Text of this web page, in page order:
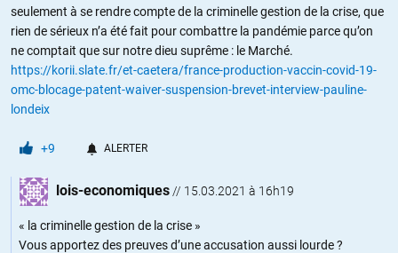
seulement à se rendre compte de la criminelle gestion de la crise, que
rien de sérieux n’a été fait pour combattre la pandémie parce qu’on
ne comptait que sur notre dieu suprême : le Marché.
https://korii.slate.fr/et-caetera/france-production-vaccin-covid-19-
omc-blocage-patent-waiver-suspension-brevet-interview-pauline-
londeix
+9 ALERTER
lois-economiques // 15.03.2021 à 16h19
« la criminelle gestion de la crise »
Vous apportez des preuves d’une accusation aussi lourde ?